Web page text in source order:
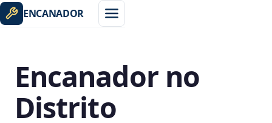
ENCANADOR
Encanador no
Distrito